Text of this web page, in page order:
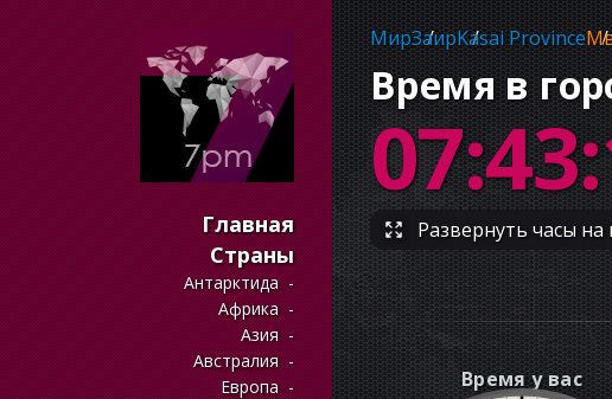
Главная
Страны
Антарктида
Африка
Азия
Австралия
Европа
МирЗаирKasai Province
Время в
Развернуть часы на
Время у вас